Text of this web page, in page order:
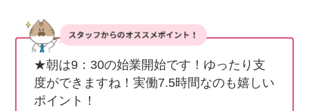
★朝は9：30の始業開始です！ゆったり支
度ができますね！実働7.5時間なのも嬉しい
ポイント！